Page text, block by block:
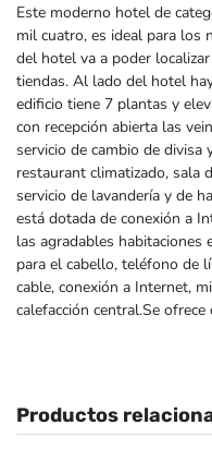
Este moderno hotel de
mil cuatro, es ideal para los
del hotel va a poder
tiendas. Al lado del hotel
edificio tiene 7 plantas y
con recepción abierta las
servicio de cambio de divisa
restaurant climatizado, sala
servicio de lavandería y de
está dotada de conexión a
las agradables habitaciones
para el cabello, teléfono de
cable, conexión a Internet,
calefacción central.Se
Productos